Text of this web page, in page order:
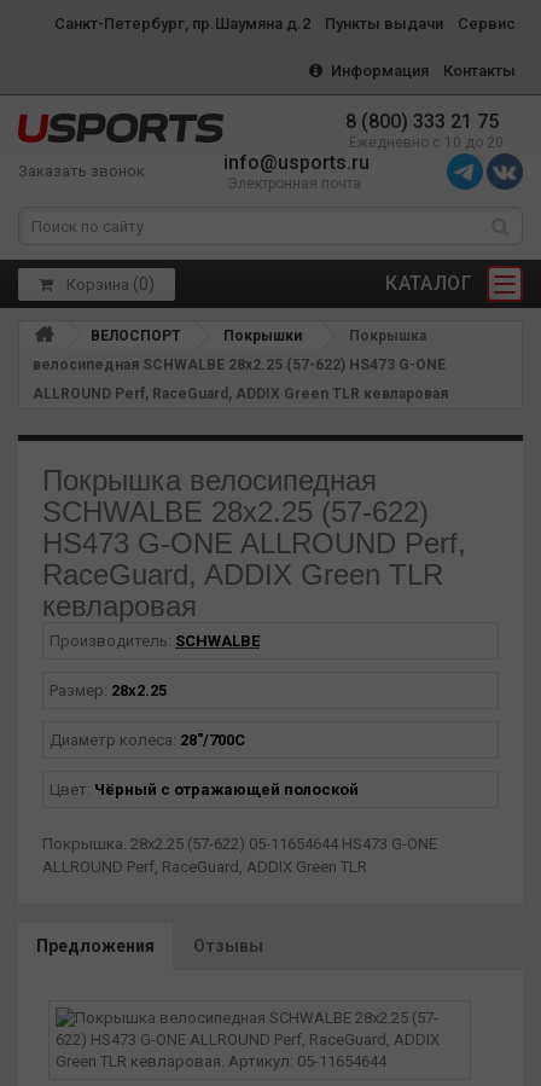
Санкт-Петербург, пр.Шаумяна д.2 Пункты выдачи Сервис
Информация Контакты
8 (800) 333 21 75
Ежедневно с 10 до 20
Заказать звонок info@usports.ru
Электронная почта
КАТАЛОГ
Корзина (0)
ВЕЛОСПОРТ Покрышки
Покрышка
велосипедная SCHWALBE 28x2.25 (57-622) HS473 G-ONE
ALLROUND Perf, RaceGuard, ADDIX Green TLR кевларовая
Покрышка велосипедная
SCHWALBE 28x2.25 (57-622)
HS473 G-ONE ALLROUND Perf,
RaceGuard, ADDIX Green TLR
кевларовая
Производитель: SCHWALBE
Размер: 28x2.25
Диаметр колеса: 28"/700С
Цвет: Чёрный с отражающей полоской
Покрышка. 28x2.25 (57-622) 05-11654644 HS473 G-ONE
ALLROUND Perf, RaceGuard, ADDIX Green TLR
Предложения Отзывы